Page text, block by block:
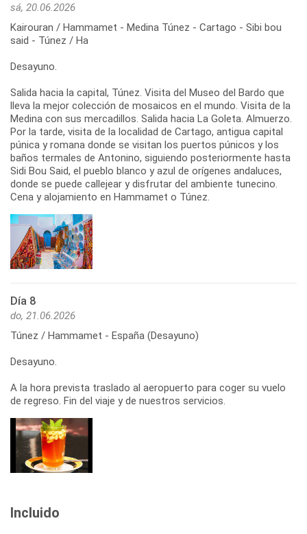
sá, 20.06.2026
Kairouran / Hammamet - Medina Túnez - Cartago - Sibi bou
said - Túnez / Ha
Desayuno.
Salida hacia la capital, Túnez. Visita del Museo del Bardo que
lleva la mejor colección de mosaicos en el mundo. Visita de la
Medina con sus mercadillos. Salida hacia La Goleta. Almuerzo.
Por la tarde, visita de la localidad de Cartago, antigua capital
púnica y romana donde se visitan los puertos púnicos y los
baños termales de Antonino, siguiendo posteriormente hasta
Sidi Bou Said, el pueblo blanco y azul de orígenes andaluces,
donde se puede callejear y disfrutar del ambiente tunecino.
Cena y alojamiento en Hammamet o Túnez.
Día 8
do, 21.06.2026
Túnez / Hammamet - España (Desayuno)
Desayuno.
A la hora prevista traslado al aeropuerto para coger su vuelo
de regreso. Fin del viaje y de nuestros servicios.
Incluido